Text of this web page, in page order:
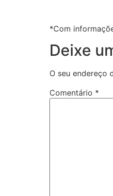
*Com
Deixe
O seu endereço
Comentário *